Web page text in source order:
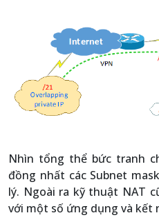
Nhìn tổng thể bức tranh
đồng nhất các Subnet
lý. Ngoài ra kỹ thuật NAT
với một số ứng dụng và kết